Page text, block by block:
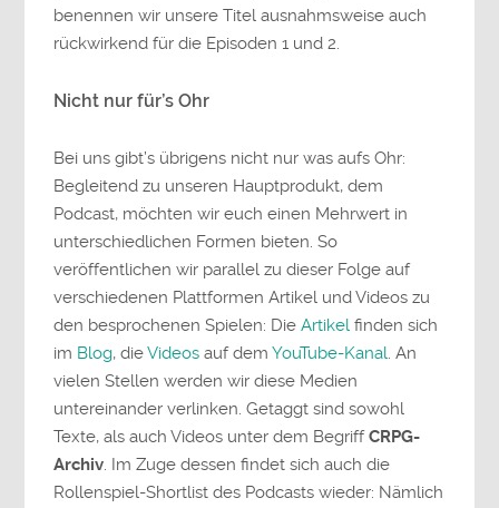
benennen wir unsere Titel ausnahmsweise auch
rückwirkend für die Episoden 1 und 2.
Nicht nur für’s Ohr
Bei uns gibt’s übrigens nicht nur was aufs Ohr:
Begleitend zu unseren Hauptprodukt, dem
Podcast, möchten wir euch einen Mehrwert in
unterschiedlichen Formen bieten. So
veröffentlichen wir parallel zu dieser Folge auf
verschiedenen Plattformen Artikel und Videos zu
den besprochenen Spielen: DieArtikel finden sich
im Blog, dieVideos auf demYouTube-Kanal. An
vielen Stellen werden wir diese Medien
untereinander verlinken. Getaggt sind sowohl
Texte, als auch Videos unter dem BegriffCRPG-
Archiv. Im Zuge dessen findet sich auch die
Rollenspiel-Shortlist des Podcasts wieder: Nämlich